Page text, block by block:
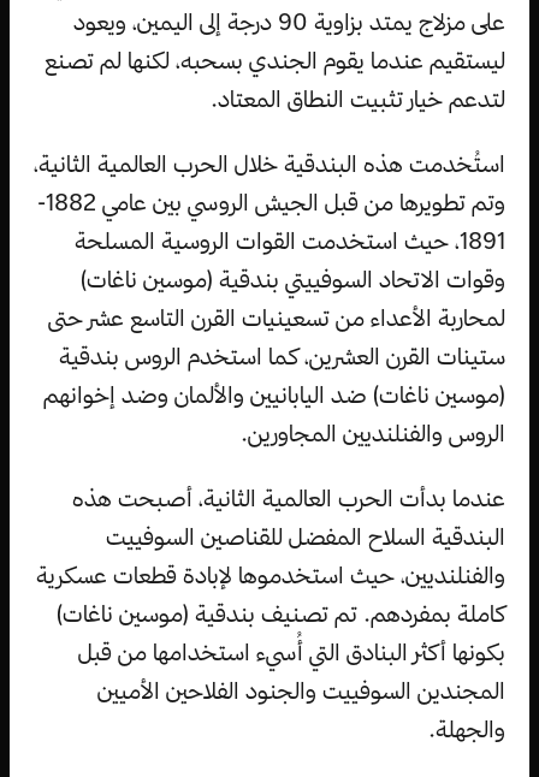
على مزلاج يمتد بزاوية 90 درجة إلى اليمين، ويعود
ليستقيم عندما يقوم الجندي بسحبه، لكنها لم تصنع
لتدعم خيار تثبيت النطاق المعتاد.
استُخدمت هذه البندقية خلال الحرب العالمية الثانية،
وتم تطويرها من قبل الجيش الروسي بين عامي 1882-
1891، حيث استخدمت القوات الروسية المسلحة
وقوات الاتحاد السوفييتي بندقية (موسين ناغات)
لمحاربة الأعداء من تسعينيات القرن التاسع عشر حتى
ستينات القرن العشرين، كما استخدم الروس بندقية
(موسين ناغات) ضد اليابانيين والألمان وضد إخوانهم
الروس والفنلنديين المجاورين.
عندما بدأت الحرب العالمية الثانية، أصبحت هذه
البندقية السلاح المفضل للقناصين السوفييت
والفنلنديين، حيث استخدموها لإبادة قطعات عسكرية
كاملة بمفردهم. تم تصنيف بندقية (موسين ناغات)
بكونها أكثر البنادق التي أُسيء استخدامها من قبل
المجندين السوفييت والجنود الفلاحين الأميين
والجهلة.